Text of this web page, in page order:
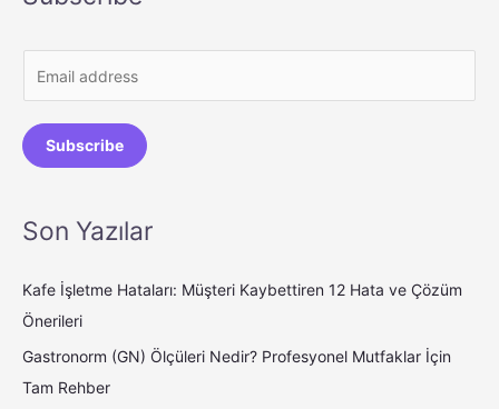
m
a
i
*
Subscribe
Son Yazılar
Kafe İşletme Hataları: Müşteri Kaybettiren 12 Hata ve Çözüm
Önerileri
Gastronorm (GN) Ölçüleri Nedir? Profesyonel Mutfaklar İçin
Tam Rehber